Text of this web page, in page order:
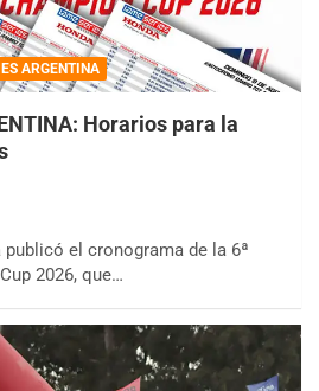
ARGENTINA
Horarios para la
el cronograma de la 6ª
2026, que…